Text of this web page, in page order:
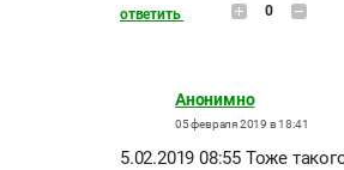
ответить 0
Анонимно
05 февраля 2019 в 18:41
5.02.2019 08:55 Тоже